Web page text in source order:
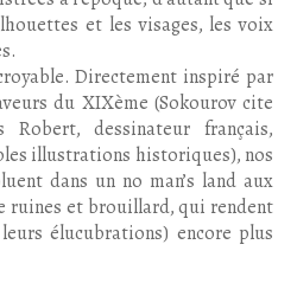
et les visages, les voix
Directement inspiré par
du XIXème (Sokourov cite
Robert, dessinateur français,
illustrations historiques), nos
dans un no man’s land aux
ruines et brouillard, qui rendent
élucubrations) encore plus